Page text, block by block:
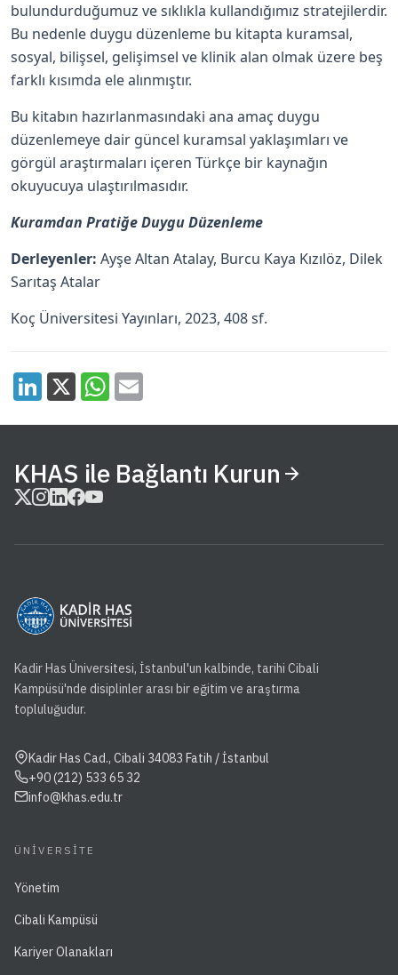
bulundurduğumuz ve sıklıkla kullandığımız stratejilerdir.
Bu nedenle duygu düzenleme bu kitapta kuramsal,
sosyal, bilişsel, gelişimsel ve klinik alan olmak üzere beş
farklı kısımda ele alınmıştır.
Bu kitabın hazırlanmasındaki ana amaç duygu
düzenlemeye dair güncel kuramsal yaklaşımları ve
görgül araştırmaları içeren Türkçe bir kaynağın
okuyucuya ulaştırılmasıdır.
Kuramdan Pratiğe Duygu Düzenleme
Derleyenler: Ayşe Altan Atalay, Burcu Kaya Kızılöz, Dilek
Sarıtaş Atalar
Koç Üniversitesi Yayınları, 2023, 408 sf.
KHAS ile Bağlantı Kurun
Kadir Has Üniversitesi, İstanbul'un kalbinde, tarihi Cibali
Kampüsü'nde disiplinler arası bir eğitim ve araştırma
topluluğudur.
Kadir Has Cad., Cibali 34083 Fatih / İstanbul
+90 (212) 533 65 32
info@khas.edu.tr
ÜNIVERSITE
Yönetim
Cibali Kampüsü
Kariyer Olanakları